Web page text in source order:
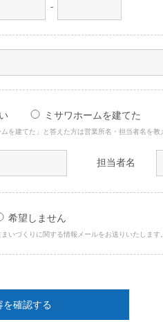
-
ミサワホームを建てた
を建てた」と答えた方は営業所名・担当者名を教
担当者名
希望しません
いづくりに関する情報メールをお送りいたします
を確認する